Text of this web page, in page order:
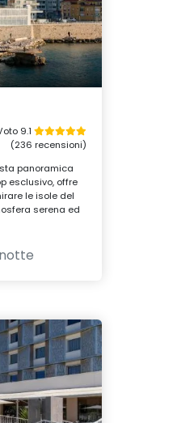
9.1
(236 recensioni)
panoramica
esclusivo, offre
le isole del
serena ed